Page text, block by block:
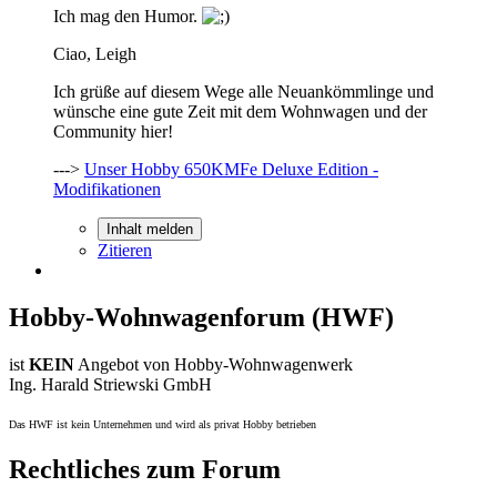
Ich mag den Humor.
Ciao, Leigh
Ich grüße auf diesem Wege alle Neuankömmlinge und
wünsche eine gute Zeit mit dem Wohnwagen und der
Community hier!
---> Unser Hobby 650KMFe Deluxe Edition -
Modifikationen
Inhalt melden
Zitieren
Hobby-Wohnwagenforum (HWF)
ist KEIN Angebot von Hobby-Wohnwagenwerk
Ing. Harald Striewski GmbH
Das HWF ist kein Unternehmen und wird als privat Hobby betrieben
Rechtliches zum Forum